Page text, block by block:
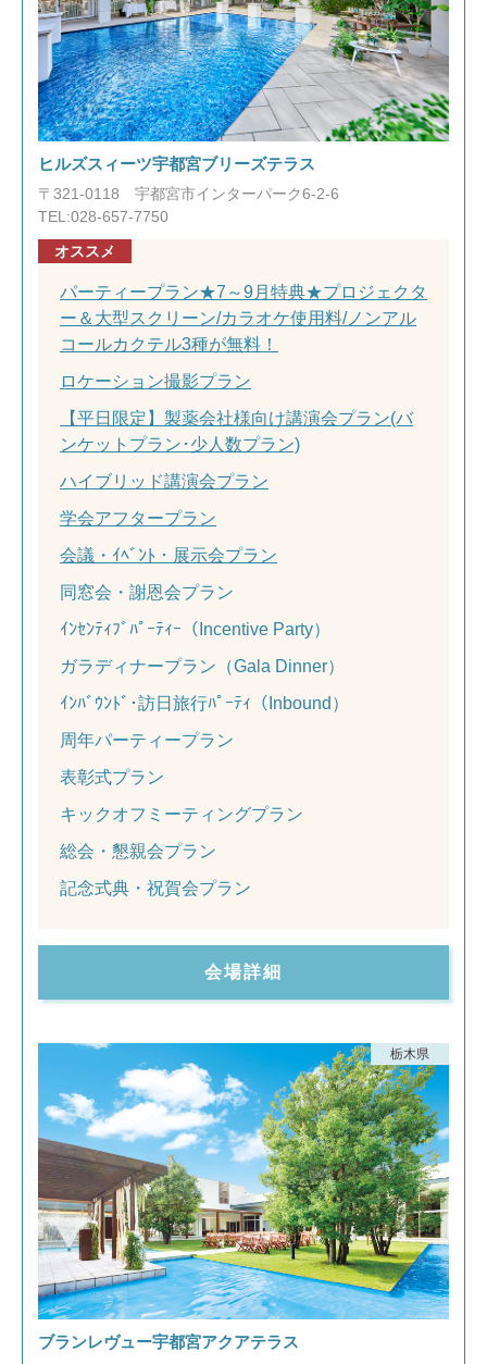
ヒルズスィーツ宇都宮ブリーズテラス
〒321-0118 宇都宮市インターパーク6-2-6
TEL:028-657-7750
オススメ
パーティープラン★7～9月特典★プロジェクタ
ー＆大型スクリーン/カラオケ使用料/ノンアル
コールカクテル3種が無料！
ロケーション撮影プラン
【平日限定】製薬会社様向け講演会プラン(バ
ンケットプラン･少人数プラン)
ハイブリッド講演会プラン
学会アフタープラン
会議・ｲﾍﾞﾝﾄ・展示会プラン
同窓会・謝恩会プラン
ｲﾝｾﾝﾃｨﾌﾞﾊﾟｰﾃｨｰ（Incentive Party）
ガラディナープラン（Gala Dinner）
ｲﾝﾊﾞｳﾝﾄﾞ･訪日旅行ﾊﾟｰﾃｨ（Inbound）
周年パーティープラン
表彰式プラン
キックオフミーティングプラン
総会・懇親会プラン
記念式典・祝賀会プラン
会場詳細
栃木県
ブランレヴュー宇都宮アクアテラス